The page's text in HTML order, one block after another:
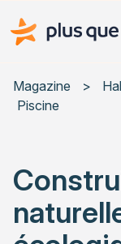
Plus que pro Mag'
Habitat
Actualités
Magazine >
Piscine